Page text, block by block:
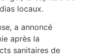
locaux.
a annoncé
après la
sanitaires de